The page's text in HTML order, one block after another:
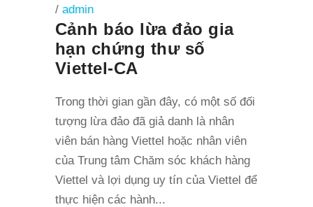
/ admin
Cảnh báo lừa đảo gia
hạn chứng thư số
Viettel-CA
Trong thời gian gần đây, có một số đối
tượng lừa đảo đã giả danh là nhân
viên bán hàng Viettel hoặc nhân viên
của Trung tâm Chăm sóc khách hàng
Viettel và lợi dụng uy tín của Viettel để
thực hiện các hành...